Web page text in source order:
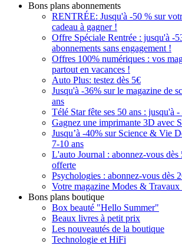
Bons plans abonnements
RENTRÉE: Jusqu'à -50 % sur
cadeau à gagner !
Offre Spéciale Rentrée : jusqu'à -
abonnements sans engagement !
Offres 100% numériques : vos
partout en vacances !
Auto Plus: testez dès 5€
Jusqu'à -36% sur le magazine de
ans
Télé Star fête ses 50 ans : jusqu'à
Gagnez une imprimante 3D avec
Jusqu’à -40% sur Science & Vie
7-10 ans
L'auto Journal : abonnez-vous dès
offerte
Psychologies : abonnez-vous dès
Votre magazine Modes & Travaux
Bons plans boutique
Box beauté "Hello Summer"
Beaux livres à petit prix
Les nouveautés de la boutique
Technologie et HiFi